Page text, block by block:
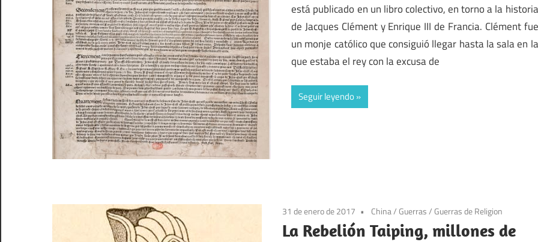
está publicado en un libro colectivo, en torno a la historia
de Jacques Clément y Enrique III de Francia. Clément fue
un monje católico que consiguió llegar hasta la sala en la
que estaba el rey con la excusa de
Seguir leyendo
31 de enero de 2017 China/Guerras/Guerras de Religion
La Rebelión Taiping, millones de